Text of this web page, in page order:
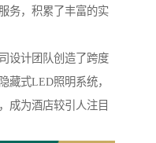
务，积累了丰富的实
设计团队创造了跨度
藏式LED照明系统，
成为酒店较引人注目